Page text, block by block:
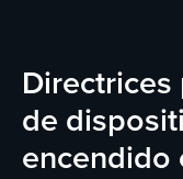
Directrices
de
encendido